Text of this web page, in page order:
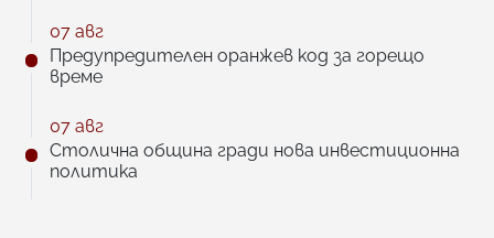
07 авг
Предупредителен оранжев код за горещо
време
07 авг
Столична община гради нова инвестиционна
политика